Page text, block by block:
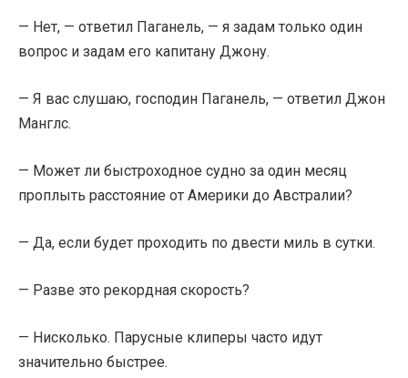
— Нет, — ответил Паганель, — я задам только один
вопрос и задам его капитану Джону.
— Я вас слушаю, господин Паганель, — ответил Джон
Манглс.
— Может ли быстроходное судно за один месяц
проплыть расстояние от Америки до Австралии?
— Да, если будет проходить по двести миль в сутки.
— Разве это рекордная скорость?
— Нисколько. Парусные клиперы часто идут
значительно быстрее.